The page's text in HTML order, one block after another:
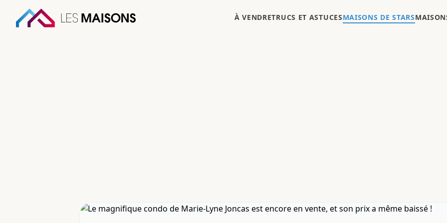
À VENDRETRUCS ET ASTUCESMAISONS DE STARS